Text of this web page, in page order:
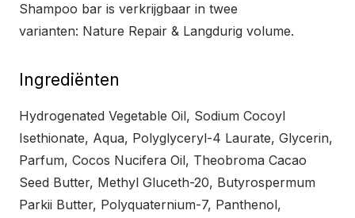
Shampoo bar is verkrijgbaar in twee
varianten: Nature Repair & Langdurig volume.
Ingrediënten
Hydrogenated Vegetable Oil, Sodium Cocoyl
Isethionate, Aqua, Polyglyceryl-4 Laurate, Glycerin,
Parfum, Cocos Nucifera Oil, Theobroma Cacao
Seed Butter, Methyl Gluceth-20, Butyrospermum
Parkii Butter, Polyquaternium-7, Panthenol,